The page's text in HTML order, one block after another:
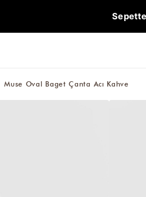
Muse Oval Baget Çanta Acı Kahve